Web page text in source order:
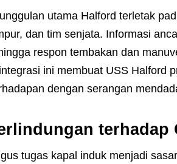
utama Halford terletak
dan tim senjata. Informasi
respon tembakan dan
ini membuat USS Halford
dengan serangan
terhadap
tugas kapal induk menjadi